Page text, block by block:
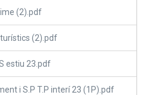
(2).pdf
(2).pdf
estiu 23.pdf
i S.P T.P interí 23 (1P).pdf